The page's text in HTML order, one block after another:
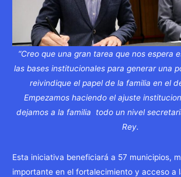
“Creo que una gran tarea que nos espera
las bases institucionales para generar una
reivindique el papel de la familia en el
Empezamos haciendo el ajuste
dejamos a la familia todo un nivel
Rey.
Esta iniciativa beneficiará a 57 municipios,
importante en el fortalecimiento y acceso a